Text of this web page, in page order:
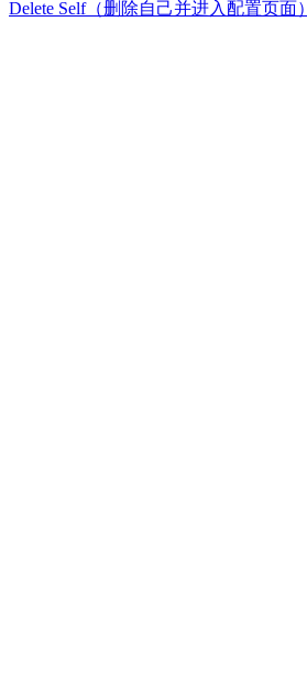
Delete Self（删除自己并进入配置页面）